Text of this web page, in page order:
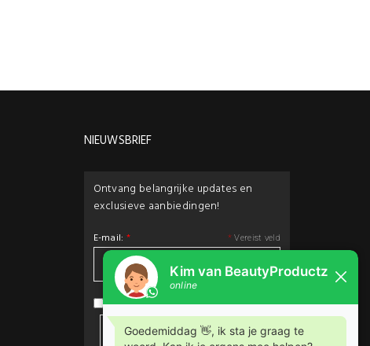
NIEUWSBRIEF
Ontvang belangrijke updates en
exclusieve aanbiedingen!
* Vereist veld
E-mail: *
Ik ga akkoord met hetprivacybeleid